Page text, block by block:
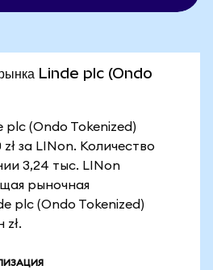
Linde plc (Ondo
plc (Ondo Tokenized)
zł за LINon. Количество
3,24 тыс. LINon
рыночная
plc (Ondo Tokenized)
zł.